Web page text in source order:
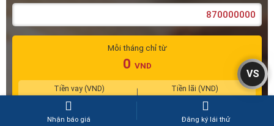
10 30
VS
Nhận báo giá Đăng ký lái thử